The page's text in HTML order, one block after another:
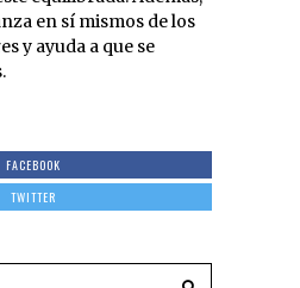
en sí mismos de los
y ayuda a que se
FACEBOOK
TWITTER